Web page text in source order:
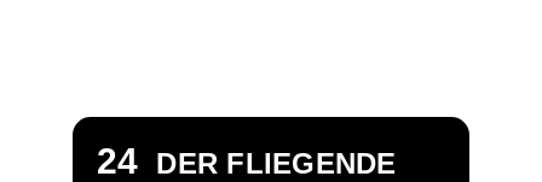
24 DER FLIEGENDE